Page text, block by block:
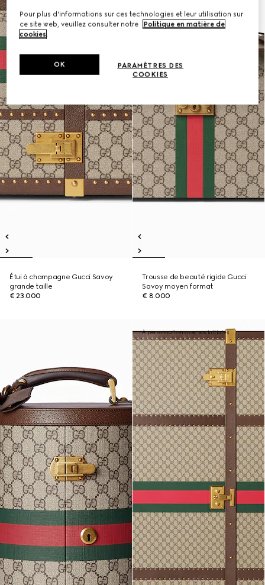
Étui à champagne Gucci Savoy
grande taille
€ 23.000
Trousse de beauté rigide Gucci
Savoy moyen format
€ 8.000
À personnaliser avec vos initiales
Pour plus d'informations sur ces technologies et leur utilisation sur
ce site web, veuillez consulter notre
Politique en matière de
cookies.
PARAMÈTRES DES
COOKIES
OK